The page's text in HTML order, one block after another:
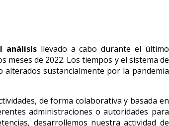
análisisllevado a cabo durante el último
meses de 2022. Los tiempos y el sistema de
sustancialmente por la pandemia
de forma colaborativa y basada en
administraciones o autoridades para
desarrollemos nuestra actividad de